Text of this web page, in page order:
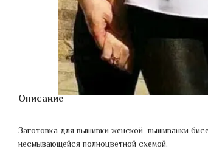
Описание
Заготовка для вышивки женской вышиванки
несмывающейся полноцветной схемой.